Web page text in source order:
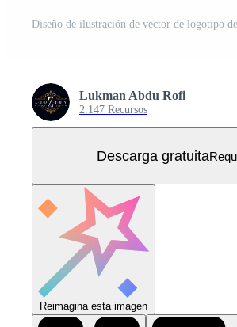
Lukman Abdu Rofi
2.147 Recursos
Descarga gratuita
Reimagina esta imagen